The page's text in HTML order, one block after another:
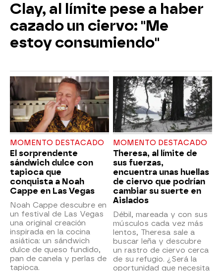
Clay, al límite pese a haber
cazado un ciervo: "Me
estoy consumiendo"
MOMENTO DESTACADO
El sorprendente
sándwich dulce con
tapioca que
conquista a Noah
Cappe en Las Vegas
Noah Cappe descubre en
un festival de Las Vegas
una original creación
inspirada en la cocina
asiática: un sándwich
dulce de queso fundido,
pan de canela y perlas de
tapioca.
MOMENTO DESTACADO
Theresa, al límite de
sus fuerzas,
encuentra unas huellas
de ciervo que podrían
cambiar su suerte en
Aislados
Débil, mareada y con sus
músculos cada vez más
lentos, Theresa sale a
buscar leña y descubre
un rastro de ciervo cerca
de su refugio. ¿Será la
oportunidad que necesita